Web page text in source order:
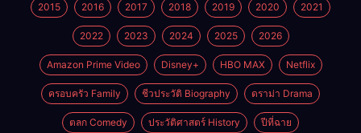
2015 2016 2017 2018 2019 2020 2021
2022 2023 2024 2025 2026
Amazon Prime Video Disney+ HBO MAX Netflix
ครอบครัว Family ชีวประวัติ Biography ดราม่า Drama
ตลก Comedy ประวัติศาสตร์ History ปีที่ฉาย